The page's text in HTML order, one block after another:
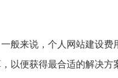
般来说，个人网站建设费
以便获得最合适的解决方